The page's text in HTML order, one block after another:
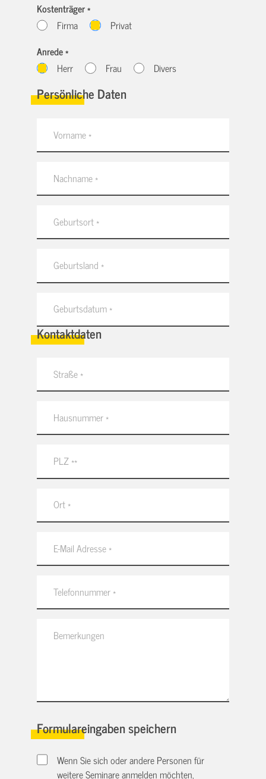
Kostenträger *
Firma
Privat
Anrede *
Herr
Frau Divers
Persönliche Daten
Kontaktdaten
Formulareingaben speichern
Wenn Sie sich oder andere Personen für
weitere Seminare anmelden möchten,